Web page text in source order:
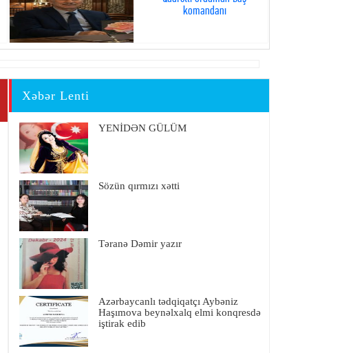
komandanı
Xəbər Lenti
YENİDƏN GÜLÜM
Sözün qırmızı xətti
Təranə Dəmir yazır
Azərbaycanlı tədqiqatçı Aybəniz
Haşımova beynəlxalq elmi konqresdə
iştirak edib